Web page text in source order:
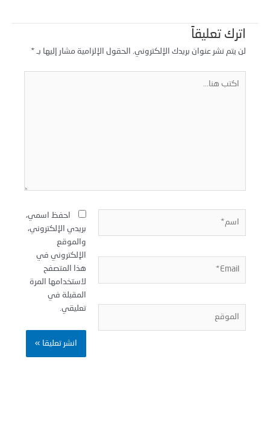
اترك تعليقاً
لن يتم نشر عنوان بريدك الإلكتروني. الحقول الإلزامية مشار إليها بـ
احفظ اسمي،
بريدي الإلكتروني،
والموقع
الإلكتروني في
هذا المتصفح
لاستخدامها المرة
المقبلة في
تعليقي.